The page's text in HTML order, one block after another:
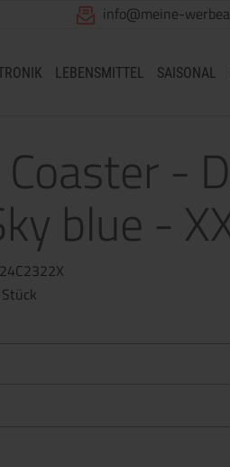
info@meine-
LEBENSMITTEL SAISONAL
-
blue -